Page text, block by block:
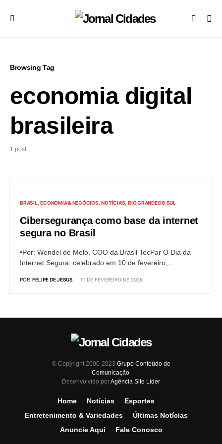
Browsing Tag
economia digital
brasileira
1 post
BRASIL ECONOMIA & NEGÓCIOS NOTÍCIAS RIO GRANDE DO SUL
Cibersegurança como base da internet
segura no Brasil
•Por: Wendel de Melo, COO da Brasil TecPar O Dia da
Internet Segura, celebrado em 10 de fevereiro,…
POR FELIPE DE JESUS 11 DE FEVEREIRO DE 2026
© Copyright 2000-2023 Grupo Conteúdo de
Comunicação.
Desenvolvido porAgência Site Líder
Home Notícias
Esportes
Entretenimento & Variedades
Últimas Notícias
Anuncie Aqui
Fale Conosco